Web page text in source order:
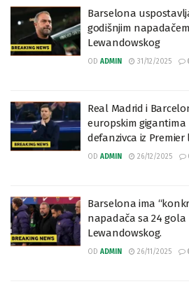
Barselona
godišnjim
Lewandowskog
OD ADMIN 31/12/2025
Real Madrid i
europskim
defanzivca iz Premier
OD ADMIN 26/12/2025
Barselona ima
napadača sa 24
Lewandowskog.
OD ADMIN 26/11/2025